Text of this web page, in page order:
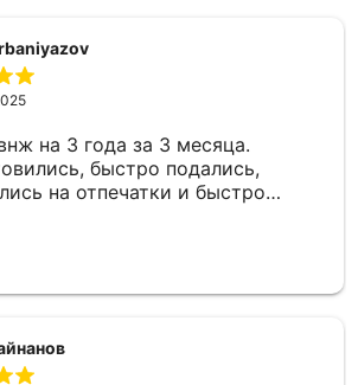
на 3 года за 3 месяца.
быстро подались,
на отпечатки и быстро
все вопросы отвечали
у меня в процессе
Давали подробные